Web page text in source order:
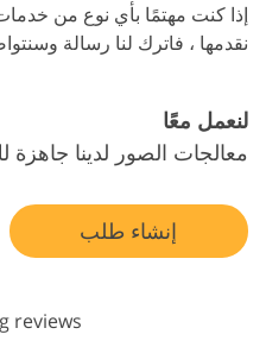
إذا كنت مهتمًا بأي نوع من
نقدمها ، فاترك لنا رسالة
لنعمل معًا
معالجات الصور لدينا جاهزة
إنشاء طلب
...